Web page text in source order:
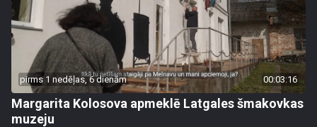
pirms 1 nedēļas, 6 dienām 00:03:16
Margarita Kolosova apmeklē Latgales šmakovkas
muzeju